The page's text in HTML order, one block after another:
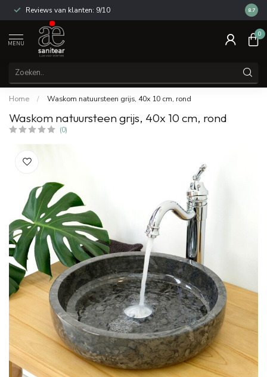
Reviews van klanten: 9/10 14
8.7
MENU
0
Home / Waskom natuursteen grijs, 40x 10 cm, rond
Waskom natuursteen grijs, 40x 10 cm, rond
(0)